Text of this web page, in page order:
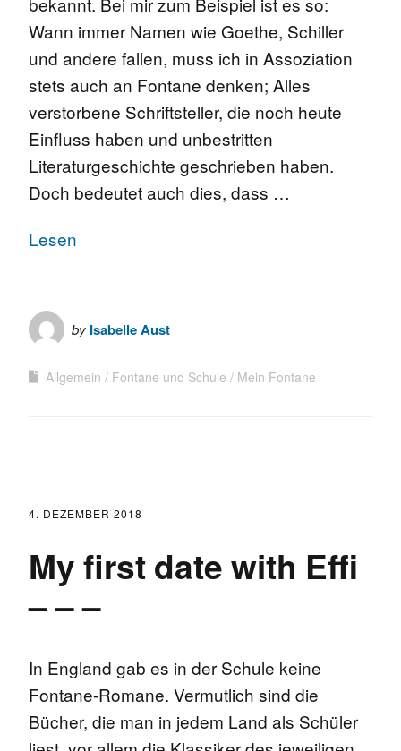
Wann immer Namen wie Goethe, Schiller
und andere fallen, muss ich in Assoziation
stets auch an Fontane denken; Alles
verstorbene Schriftsteller, die noch heute
Einfluss haben und unbestritten
Literaturgeschichte geschrieben haben.
Doch bedeutet auch dies, dass …
Lesen
by Isabelle Aust
Allgemein Fontane und Schule Mein Fontane
4. DEZEMBER 2018
My first date with Effi
– – –
In England gab es in der Schule keine
Fontane-Romane. Vermutlich sind die
Bücher, die man in jedem Land als Schüler